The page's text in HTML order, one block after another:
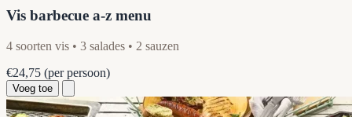
Vis barbecue a-z menu
4 soorten vis • 3 salades • 2 sauzen
€24,75 (per persoon)
Voeg toe